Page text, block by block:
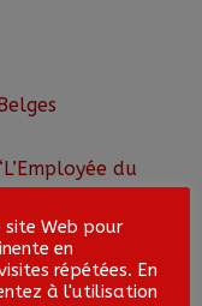
du
plus direct et
des écoles de
site Web pour
en
répétées. En
à l'utilisation